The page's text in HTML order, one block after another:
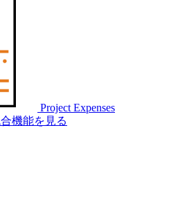
Project Expenses
機能を見る